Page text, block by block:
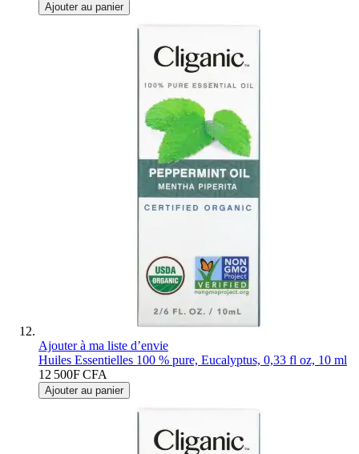
Ajouter au panier
Ajouter à ma liste d’envie
Huiles Essentielles 100 % pure, Eucalyptus, 0,33 fl oz, 10 ml
12 500F CFA
Ajouter au panier